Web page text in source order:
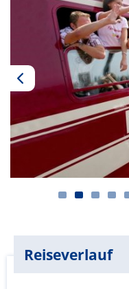
Reiseverlauf